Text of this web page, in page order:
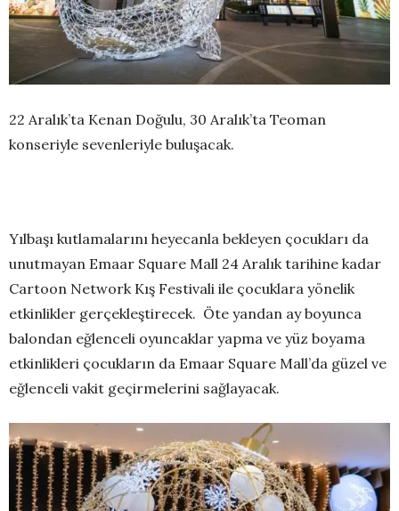
22 Aralık’ta Kenan Doğulu, 30 Aralık’ta Teoman
konseriyle sevenleriyle buluşacak.
Yılbaşı kutlamalarını heyecanla bekleyen çocukları da
unutmayan Emaar Square Mall 24 Aralık tarihine kadar
Cartoon Network Kış Festivali ile çocuklara yönelik
etkinlikler gerçekleştirecek. Öte yandan ay boyunca
balondan eğlenceli oyuncaklar yapma ve yüz boyama
etkinlikleri çocukların da Emaar Square Mall’da güzel ve
eğlenceli vakit geçirmelerini sağlayacak.